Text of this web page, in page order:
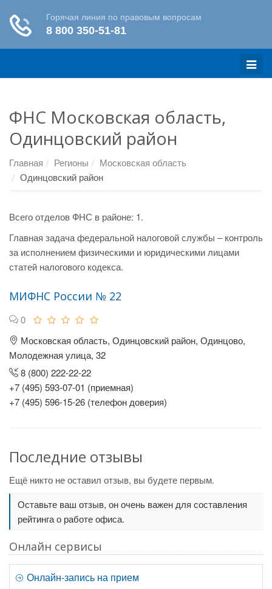
Меню
ФНС Московская область,
Одинцовский район
Главная Регионы
Московская область
Одинцовский район
Всего отделов ФНС в районе: 1.
Главная задача федеральной налоговой службы – контроль
за исполнением физическими и юридическими лицами
статей налогового кодекса.
МИФНС России № 22
0
Московская область, Одинцовский район, Одинцово,
Молодежная улица, 32
8 (800) 222-22-22
+7 (495) 593-07-01 (приемная)
+7 (495) 596-15-26 (телефон доверия)
Последние отзывы
Ещё никто не оставил отзыв, вы будете первым.
Оставьте ваш отзыв, он очень важен для составления
рейтинга о работе офиса.
Онлайн сервисы
Онлайн-запись на прием